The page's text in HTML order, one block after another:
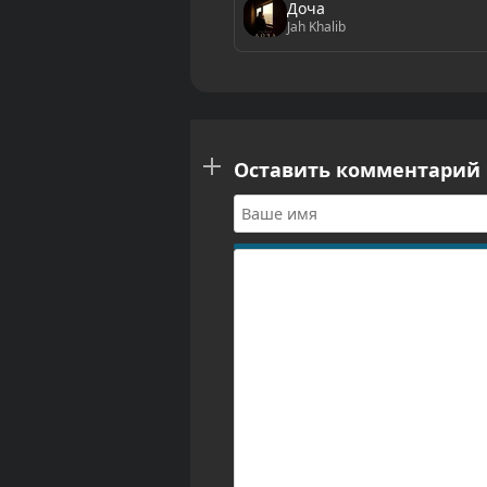
Доча
Jah Khalib
Оставить комментарий